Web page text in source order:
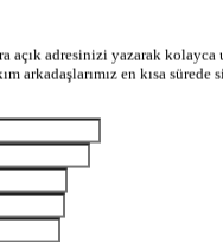
açık adresinizi yazarak
arkadaşlarımız en kısa sürede